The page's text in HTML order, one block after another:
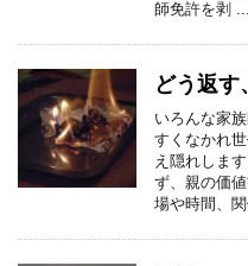
師免許を剥 ...
どう返す
いろんな家
すくなかれ
え隠れしま
ず、親の価
場や時間、